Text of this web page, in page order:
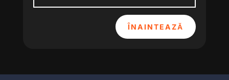
ÎNAINTEAZĂ